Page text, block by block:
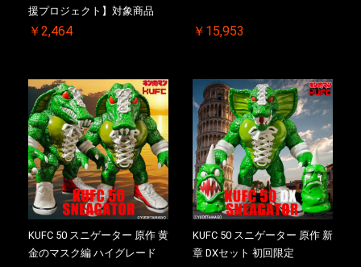
援プロジェクト】対象商品
￥2,464 ￥15,953
KUFC 50 スニゲーター 原作 黄
金のマスク編 ハイグレード
KUFC 50 スニゲーター 原作 新
章 DXセット 初回限定